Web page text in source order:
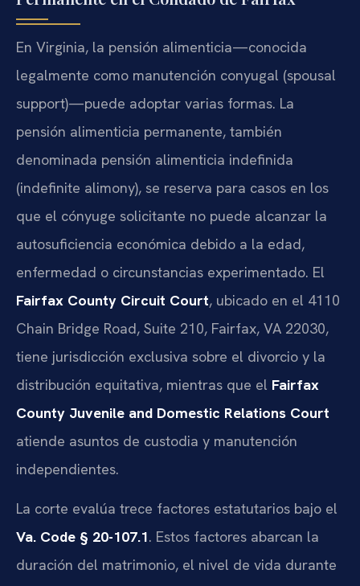
En Virginia, la pensión alimenticia—conocida
legalmente como manutención conyugal (spousal
support)—puede adoptar varias formas. La
pensión alimenticia permanente, también
denominada pensión alimenticia indefinida
(indefinite alimony), se reserva para casos en los
que el cónyuge solicitante no puede alcanzar la
autosuficiencia económica debido a la edad,
enfermedad o circunstancias experimentado. El
Fairfax County Circuit Court, ubicado en el 4110
Chain Bridge Road, Suite 210, Fairfax, VA 22030,
tiene jurisdicción exclusiva sobre el divorcio y la
distribución equitativa, mientras que el Fairfax
County Juvenile and Domestic Relations Court
atiende asuntos de custodia y manutención
independientes.
La corte evalúa trece factores estatutarios bajo el
Va. Code § 20-107.1. Estos factores abarcan la
duración del matrimonio, el nivel de vida durante